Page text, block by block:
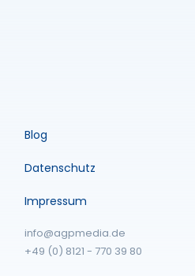
Blog
Datenschutz
Impressum
info@agpmedia.de
+49 (0) 8121 - 770 39 80